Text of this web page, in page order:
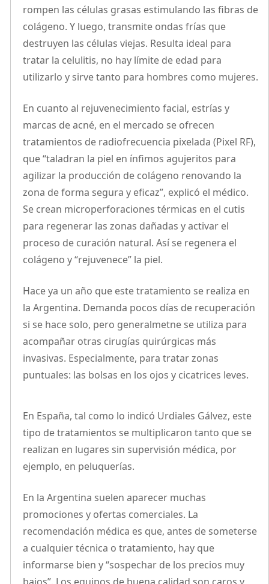
rompen las células grasas estimulando las fibras de
colágeno. Y luego, transmite ondas frías que
destruyen las células viejas. Resulta ideal para
tratar la celulitis, no hay límite de edad para
utilizarlo y sirve tanto para hombres como mujeres.
En cuanto al rejuvenecimiento facial, estrías y
marcas de acné, en el mercado se ofrecen
tratamientos de radiofrecuencia pixelada (Pixel RF),
que “taladran la piel en ínfimos agujeritos para
agilizar la producción de colágeno renovando la
zona de forma segura y eficaz”, explicó el médico.
Se crean microperforaciones térmicas en el cutis
para regenerar las zonas dañadas y activar el
proceso de curación natural. Así se regenera el
colágeno y “rejuvenece” la piel.
Hace ya un año que este tratamiento se realiza en
la Argentina. Demanda pocos días de recuperación
si se hace solo, pero generalmetne se utiliza para
acompañar otras cirugías quirúrgicas más
invasivas. Especialmente, para tratar zonas
puntuales: las bolsas en los ojos y cicatrices leves.
En España, tal como lo indicó Urdiales Gálvez, este
tipo de tratamientos se multiplicaron tanto que se
realizan en lugares sin supervisión médica, por
ejemplo, en peluquerías.
En la Argentina suelen aparecer muchas
promociones y ofertas comerciales. La
recomendación médica es que, antes de someterse
a cualquier técnica o tratamiento, hay que
informarse bien y “sospechar de los precios muy
bajos”. Los equipos de buena calidad son caros y